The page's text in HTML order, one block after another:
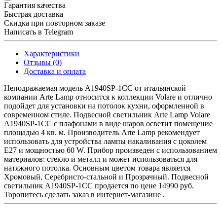
Гарантия качества
Быстрая доставка
Скидка при повторном заказе
Написать в Telegram
Характеристики
Отзывы (0)
Доставка и оплата
Неподражаемая модель A1940SP-1CC от итальянской
компании Arte Lamp относится к коллекции Volare и отлично
подойдет для установки на потолок кухни, оформленной в
современном стиле. Подвесной светильник Arte Lamp Volare
A1940SP-1CC с плафонами в виде шаров осветит помещение
площадью 4 кв. м. Производитель Arte Lamp рекомендует
использовать для устройства лампы накаливания с цоколем
E27 и мощностью 60 W. Прибор произведен с использованием
материалов: стекло и металл и может использоваться для
натяжного потолка. Основным цветом товара является
Хромовый, Серебристо-стальной и Прозрачный. Подвесной
светильник A1940SP-1CC продается по цене 14990 руб.
Торопитесь сделать заказ в интернет-магазине .